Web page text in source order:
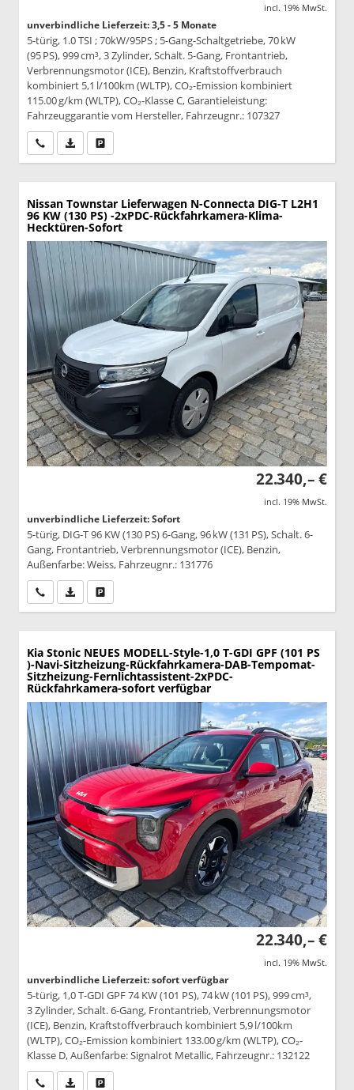
incl. 19% MwSt.
unverbindliche Lieferzeit: 3,5 - 5 Monate
5-türig, 1.0 TSI ; 70kW/95PS ; 5-Gang-Schaltgetriebe, 70 kW
(95 PS), 999 cm³, 3 Zylinder, Schalt. 5-Gang, Frontantrieb,
Verbrennungsmotor (ICE), Benzin, Kraftstoffverbrauch
kombiniert 5,1 l/100km (WLTP), CO₂-Emission kombiniert
115.00 g/km (WLTP), CO₂-Klasse C, Garantieleistung:
Fahrzeuggarantie vom Hersteller, Fahrzeugnr.: 107327
Wir rufen Sie anPDF-Datei, Fahrzeugexposé drucken
Nissan Townstar Lieferwagen N-Connecta DIG-T L2H1
96 KW (130 PS) -2xPDC-Rückfahrkamera-Klima-
Hecktüren-Sofort
22.340,– €
incl. 19% MwSt.
unverbindliche Lieferzeit: Sofort
5-türig, DIG-T 96 KW (130 PS) 6-Gang, 96 kW (131 PS), Schalt. 6-
Gang, Frontantrieb, Verbrennungsmotor (ICE), Benzin,
Außenfarbe: Weiss, Fahrzeugnr.: 131776
Wir rufen Sie anPDF-Datei, Fahrzeugexposé drucken
Kia Stonic NEUES MODELL-Style-1,0 T-GDI GPF (101 PS
)-Navi-Sitzheizung-Rückfahrkamera-DAB-Tempomat-
Sitzheizung-Fernlichtassistent-2xPDC-
Rückfahrkamera-sofort verfügbar
22.340,– €
incl. 19% MwSt.
unverbindliche Lieferzeit: sofort verfügbar
5-türig, 1,0 T-GDI GPF 74 KW (101 PS), 74 kW (101 PS), 999 cm³,
3 Zylinder, Schalt. 6-Gang, Frontantrieb, Verbrennungsmotor
(ICE), Benzin, Kraftstoffverbrauch kombiniert 5,9 l/100km
(WLTP), CO₂-Emission kombiniert 133.00 g/km (WLTP), CO₂-
Klasse D, Außenfarbe: Signalrot Metallic, Fahrzeugnr.: 132122
Wir rufen Sie anPDF-Datei, Fahrzeugexposé drucken